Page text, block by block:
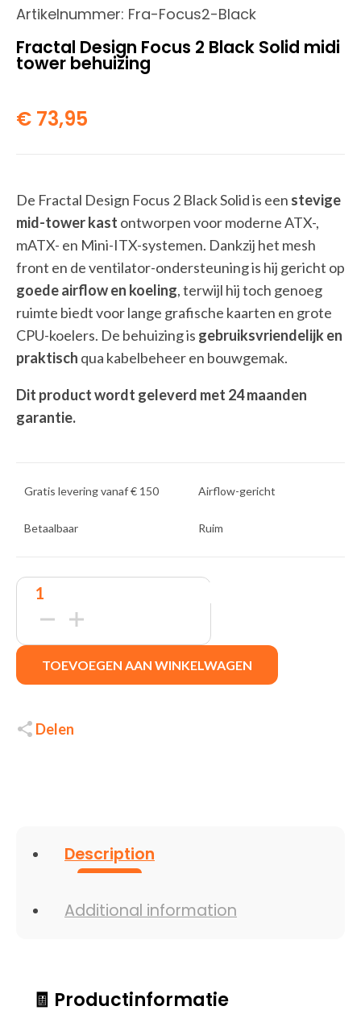
Artikelnummer: Fra-Focus2-Black
Fractal Design Focus 2 Black Solid midi
tower behuizing
€ 73,95
De Fractal Design Focus 2 Black Solid is een stevige
mid-tower kast ontworpen voor moderne ATX-,
mATX- en Mini-ITX-systemen. Dankzij het mesh
front en de ventilator-ondersteuning is hij gericht op
goede airflow en koeling, terwijl hij toch genoeg
ruimte biedt voor lange grafische kaarten en grote
CPU-koelers. De behuizing is gebruiksvriendelijk en
praktisch qua kabelbeheer en bouwgemak.
Dit product wordt geleverd met 24 maanden
garantie.
Gratis levering vanaf € 150 Airflow-gericht
Betaalbaar Ruim
Fractal
Design
Focus
Black
Solid
midi
tower
quantity
TOEVOEGEN AAN WINKELWAGEN
Delen
Description
Additional information
🧾 Productinformatie